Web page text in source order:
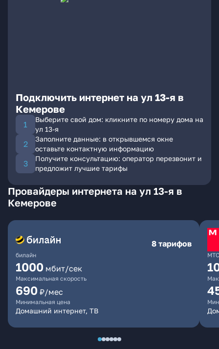
Подключить интернет на ул 13-я в
Кемерове
Выберите свой дом: кликните по номеру дома на
ул 13-я
Заполните данные: в открывшемся окне
оставьте контактную информацию
Получите консультацию: оператор перезвонит и
предложит лучшие тарифы
Провайдеры интернета на ул 13-я в
Кемерове
билайн
8 тарифов
1000 мбит/сек
Максимальная скорость
690 ₽/мес
Минимальная цена
Домашний интернет, ТВ
МТС